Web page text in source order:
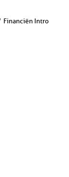
Financiën Intro